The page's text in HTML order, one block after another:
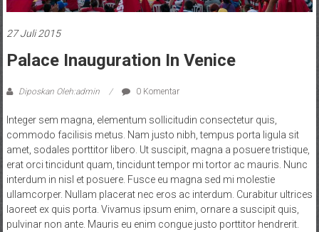
27 Juli 2015
Palace Inauguration In Venice
Diposkan Oleh:admin 0 Komentar
Integer sem magna, elementum sollicitudin consectetur quis,
commodo facilisis metus. Nam justo nibh, tempus porta ligula sit
amet, sodales porttitor libero. Ut suscipit, magna a posuere tristique,
erat orci tincidunt quam, tincidunt tempor mi tortor ac mauris. Nunc
interdum in nisl et posuere. Fusce eu magna sed mi molestie
ullamcorper. Nullam placerat nec eros ac interdum. Curabitur ultrices
laoreet ex quis porta. Vivamus ipsum enim, ornare a suscipit quis,
pulvinar non ante. Mauris eu enim congue justo porttitor hendrerit.